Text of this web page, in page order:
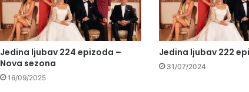
Jedina ljubav 224 epizoda –
Nova sezona
16/09/2025
Jedina ljubav 222
31/07/2024